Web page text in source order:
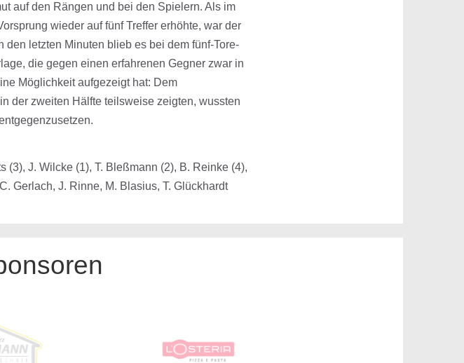
auf den Rängen und bei den Spielern. Als im
wieder auf fünf Treffer erhöhte, war der
letzten Minuten blieb es bei dem fünf-Tore-
die gegen einen erfahrenen Gegner zwar in
Möglichkeit aufgezeigt hat: Dem
der zweiten Hälfte teilsweise zeigten, wussten
(3), J. Wilcke (1), T. Bleßmann (2), B. Reinke (4),
Gerlach, J. Rinne, M. Blasius, T. Glückhardt